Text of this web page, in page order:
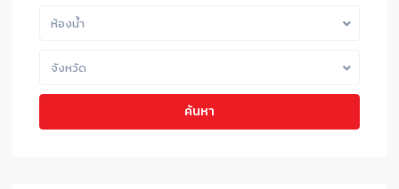
ห้องน้ำ
จังหวัด
ค้นหา